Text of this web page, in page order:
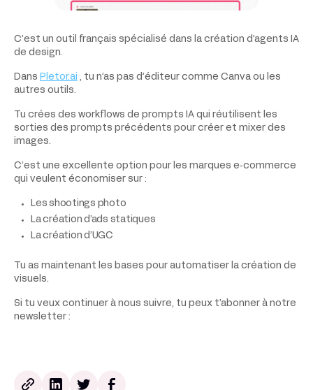
C’est un outil français spécialisé dans la création d’agents IA
de design.
Dans Pletor.ai , tu n’as pas d’éditeur comme Canva ou les
autres outils.
Tu crées des workflows de prompts IA qui réutilisent les
sorties des prompts précédents pour créer et mixer des
images.
C’est une excellente option pour les marques e‑commerce
qui veulent économiser sur :
Les shootings photo
La création d’ads statiques
La création d’UGC
Tu as maintenant les bases pour automatiser la création de
visuels.
Si tu veux continuer à nous suivre, tu peux t’abonner à notre
newsletter :